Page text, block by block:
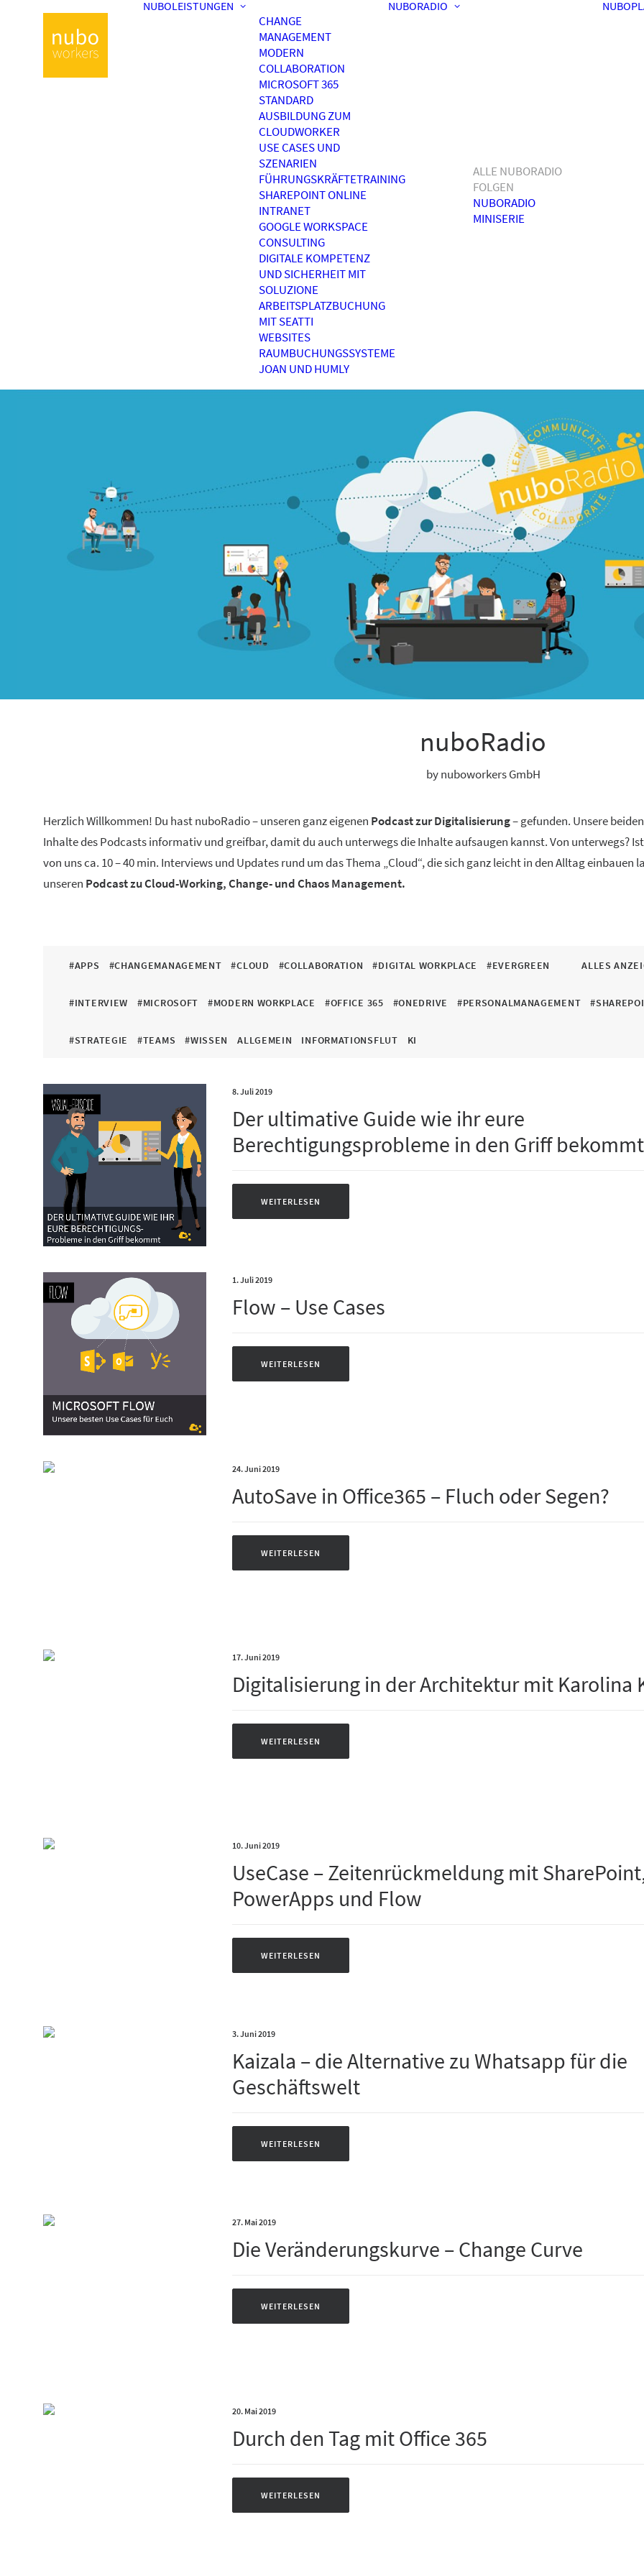
NUBOLEISTUNGEN
CHANGE
MANAGEMENT
MODERN
COLLABORATION
MICROSOFT 365
STANDARD
AUSBILDUNG ZUM
CLOUDWORKER
USE CASES UND
SZENARIEN
FÜHRUNGSKRÄFTETRAINING
SHAREPOINT ONLINE
INTRANET
GOOGLE WORKSPACE
CONSULTING
DIGITALE KOMPETENZ
UND SICHERHEIT MIT
SOLUZIONE
ARBEITSPLATZBUCHUNG
MIT SEATTI
WEBSITES
RAUMBUCHUNGSSYSTEME
JOAN UND HUMLY
NUBORADIO
ALLE NUBORADIO
FOLGEN
NUBORADIO
MINISERIE
nuboRadio
by nuboworkers GmbH
Herzlich Willkommen! Du hast nuboRadio – unseren ganz eigenen Podcast zur Digitalisierung– gefunden. Unsere
Inhalte des Podcasts informativ und greifbar, damit du auch unterwegs die Inhalte aufsaugen kannst. Von unterwegs?
von uns ca. 10 – 40 min. Interviews und Updates rund um das Thema „Cloud“, die sich ganz leicht in den Alltag einbauen
unseren Podcast zu Cloud-Working, Change- und Chaos Management.
ALLES
#APPS #CHANGEMANAGEMENT #CLOUD #COLLABORATION #DIGITAL WORKPLACE #EVERGREEN
#INTERVIEW #MICROSOFT #MODERN WORKPLACE #OFFICE 365 #ONEDRIVE #PERSONALMANAGEMENT
#STRATEGIE #TEAMS #WISSEN ALLGEMEIN INFORMATIONSFLUT KI
8. Juli 2019
Der ultimative Guide wie ihr eure
Berechtigungsprobleme in den Griff bekommt
WEITERLESEN
1. Juli 2019
Flow – Use Cases
WEITERLESEN
24. Juni 2019
AutoSave in Office365 – Fluch oder Segen?
WEITERLESEN
17. Juni 2019
Digitalisierung in der Architektur mit Karolina
WEITERLESEN
10. Juni 2019
UseCase – Zeitenrückmeldung mit
PowerApps und Flow
WEITERLESEN
3. Juni 2019
Kaizala – die Alternative zu Whatsapp für die
Geschäftswelt
WEITERLESEN
27. Mai 2019
Die Veränderungskurve – Change Curve
WEITERLESEN
20. Mai 2019
Durch den Tag mit Office 365
WEITERLESEN